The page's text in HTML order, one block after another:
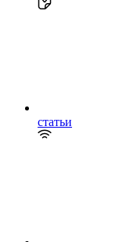
статьи